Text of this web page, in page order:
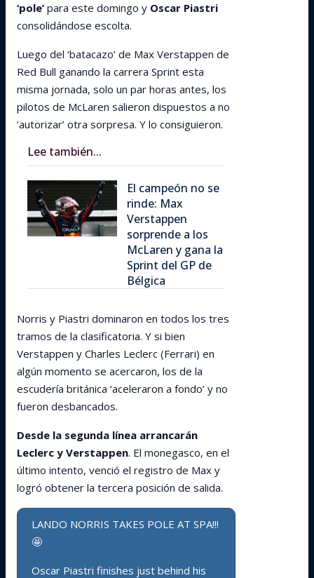
‘pole’ para este domingo y Oscar Piastri
consolidándose escolta.
Luego del ‘batacazo’ de Max Verstappen de
Red Bull ganando la carrera Sprint esta
misma jornada, solo un par horas antes, los
pilotos de McLaren salieron dispuestos a no
‘autorizar’ otra sorpresa. Y lo consiguieron.
Lee también...
El campeón no se
rinde: Max
Verstappen
sorprende a los
McLaren y gana la
Sprint del GP de
Bélgica
Norris y Piastri dominaron en todos los tres
tramos de la clasificatoria. Y si bien
Verstappen y Charles Leclerc (Ferrari) en
algún momento se acercaron, los de la
escudería británica ‘aceleraron a fondo’ y no
fueron desbancados.
Desde la segunda línea arrancarán
Leclerc y Verstappen. El monegasco, en el
último intento, venció el registro de Max y
logró obtener la tercera posición de salida.
LANDO NORRIS TAKES POLE AT SPA!!!
🤩
Oscar Piastri finishes just behind his